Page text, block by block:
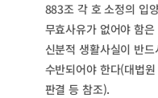
883조 각 호 소정의 입
무효사유가 없어야 함
신분적 생활사실이 반드
수반되어야 한다(대법
판결 등 참조).